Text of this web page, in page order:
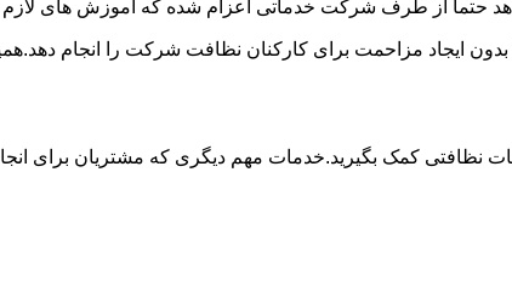
حتماً از طرف شرکت خدماتی اعزام شده که آموزش های لازم
ایجاد مزاحمت برای کارکنان نظافت شرکت را انجام
نظافتی کمک بگیرید.خدمات مهم دیگری که مشتریان برای